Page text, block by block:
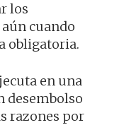
los
cuando
obligatoria.
en una
desembolso
razones por